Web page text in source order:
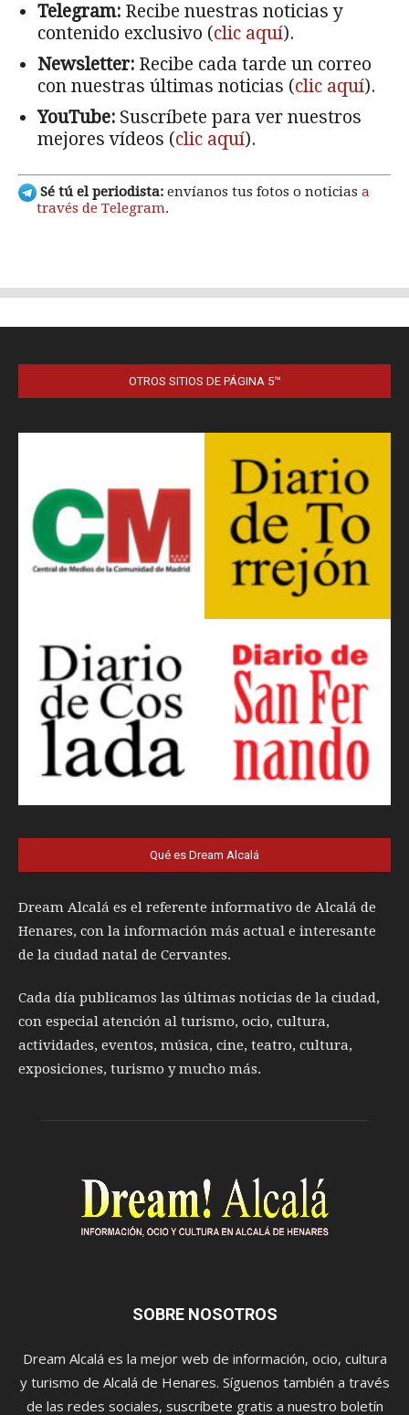
OTROS SITIOS DE PÁGINA 5™
Qué es Dream Alcalá
Dream Alcalá es el referente informativo de Alcalá de
Henares, con la información más actual e interesante
de la ciudad natal de Cervantes.
Cada día publicamos las últimas noticias de la ciudad,
con especial atención al turismo, ocio, cultura,
actividades, eventos, música, cine, teatro, cultura,
exposiciones, turismo y mucho más.
SOBRE NOSOTROS
Dream Alcalá es la mejor web de información, ocio, cultura
y turismo de Alcalá de Henares. Síguenos también a través
de las redes sociales, suscríbete gratis a nuestro boletín